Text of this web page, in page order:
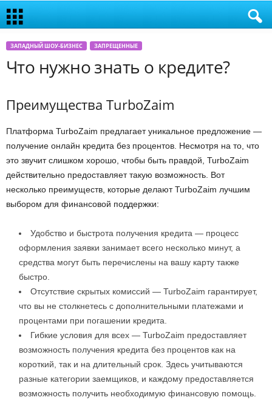
ЗАПАДНЫЙ ШОУ-БИЗНЕС ЗАПРЕЩЕННЫЕ
Что нужно знать о кредите?
Преимущества TurboZaim
Платформа TurboZaim предлагает уникальное предложение —
получение онлайн кредита без процентов. Несмотря на то, что
это звучит слишком хорошо, чтобы быть правдой, TurboZaim
действительно предоставляет такую возможность. Вот
несколько преимуществ, которые делают TurboZaim лучшим
выбором для финансовой поддержки:
Удобство и быстрота получения кредита — процесс
оформления заявки занимает всего несколько минут, а
средства могут быть перечислены на вашу карту также
быстро.
Отсутствие скрытых комиссий — TurboZaim гарантирует,
что вы не столкнетесь с дополнительными платежами и
процентами при погашении кредита.
Гибкие условия для всех — TurboZaim предоставляет
возможность получения кредита без процентов как на
короткий, так и на длительный срок. Здесь учитываются
разные категории заемщиков, и каждому предоставляется
возможность получить необходимую финансовую помощь.